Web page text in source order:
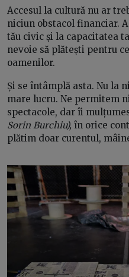
Accesul la cultură nu ar
niciun obstacol financiar.
tău civic și la capacitatea
nevoie să plătești pentru
oamenilor.
Și se întâmplă asta. Nu la
mare lucru. Ne permitem
spectacole, dar îi
Sorin Burchiu), în orice
plătim doar curentul,